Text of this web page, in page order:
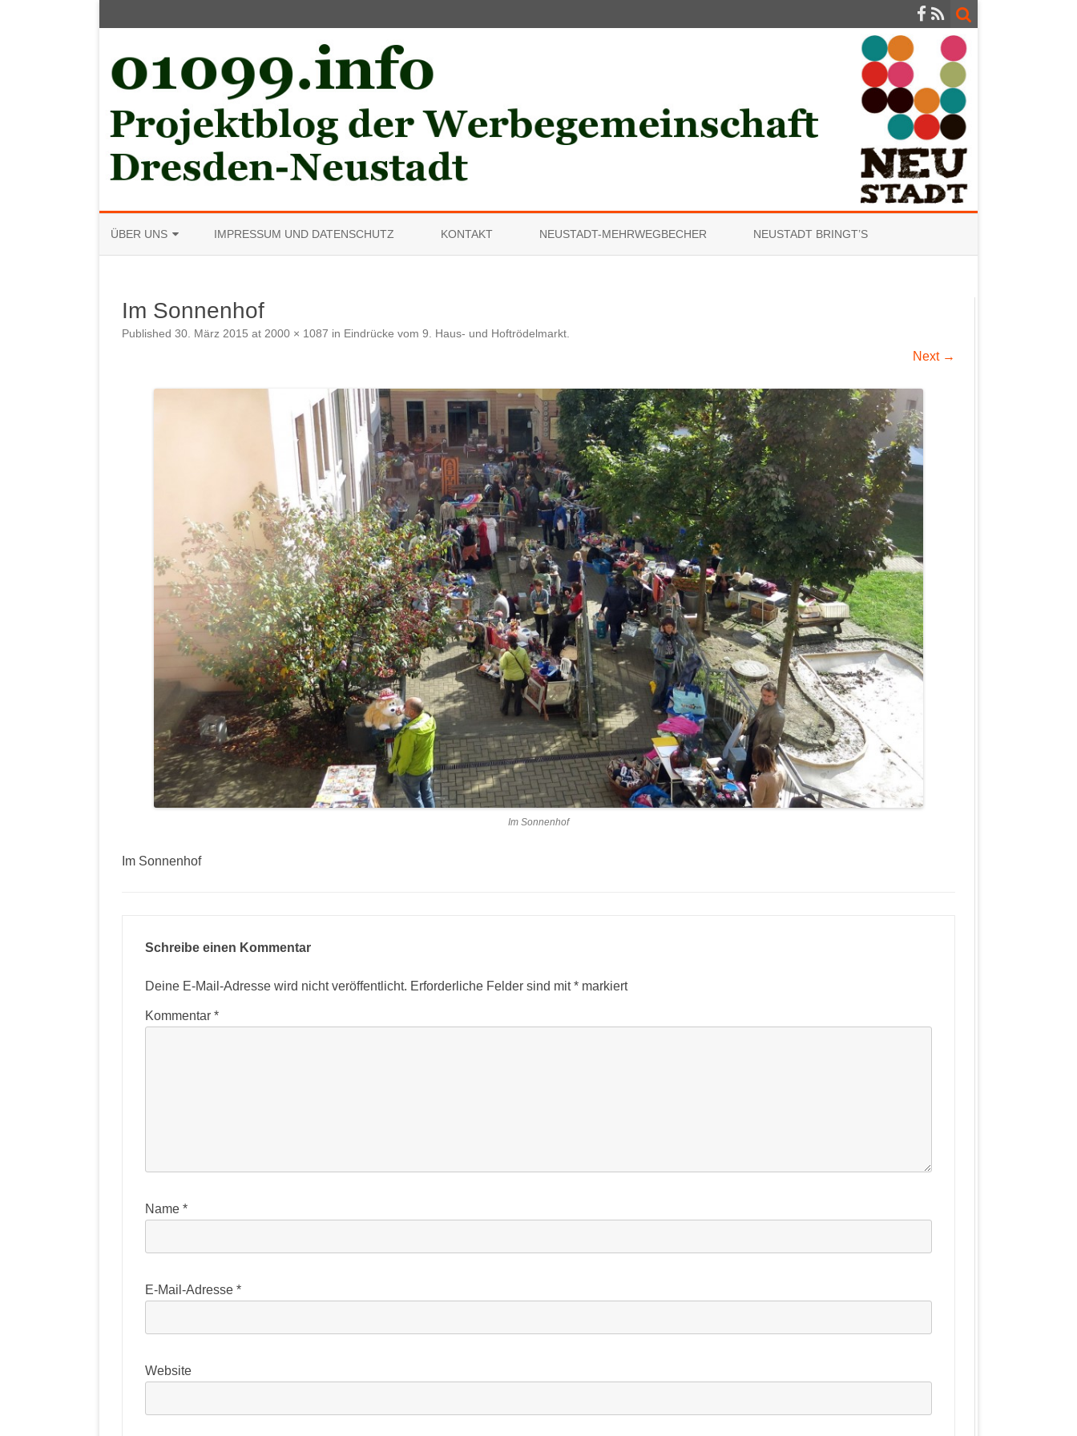
to
ÜBER UNS IMPRESSUM UND DATENSCHUTZ KONTAKT NEUSTADT-MEHRWEGBECHER NEUSTADT BRINGT’S
Im Sonnenhof
Published 30. März 2015 at 2000 × 1087 in Eindrücke vom 9. Haus- und Hoftrödelmarkt.
Next →
Im Sonnenhof
Im Sonnenhof
Schreibe einen Kommentar
Deine E-Mail-Adresse wird nicht veröffentlicht. Erforderliche Felder sind mit* markiert
Kommentar *
Name *
E-Mail-Adresse *
Website